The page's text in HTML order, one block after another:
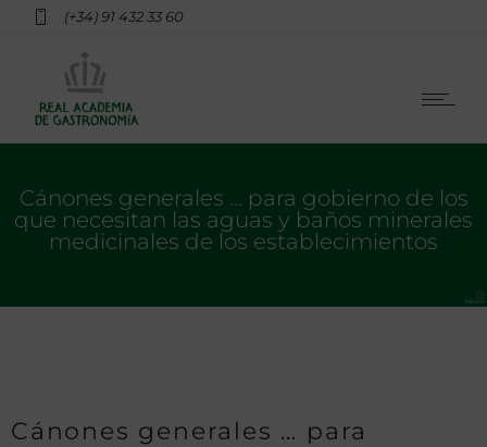
(+34) 91 432 33 60
Cánones generales … para gobierno de los
que necesitan las aguas y baños minerales
medicinales de los establecimientos
Cánones generales … para